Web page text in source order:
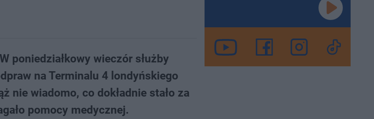
poniedziałkowy wieczór służby
na Terminalu 4 londyńskiego
nie wiadomo, co dokładnie stało za
pomocy medycznej.